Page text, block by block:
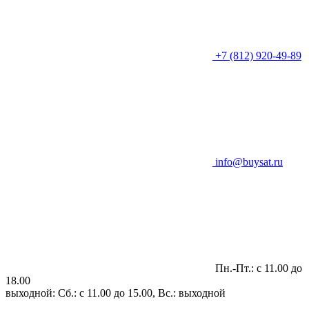
+7 (812) 920-49-89
info@buysat.ru
Пн.-Пт.: с 11.00 до
18.00
выходной: Сб.: с 11.00 до 15.00, Вс.: выходной